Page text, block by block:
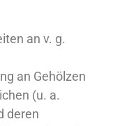
an v. g.
an Gehölzen
(u. a.
deren